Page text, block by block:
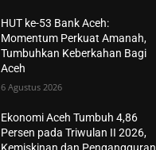
HUT ke-53 Bank Aceh:
Momentum Perkuat Amanah,
Tumbuhkan Keberkahan Bagi
Aceh
6 Agustus 2026
Ekonomi Aceh Tumbuh 4,86
Persen pada Triwulan II 2026,